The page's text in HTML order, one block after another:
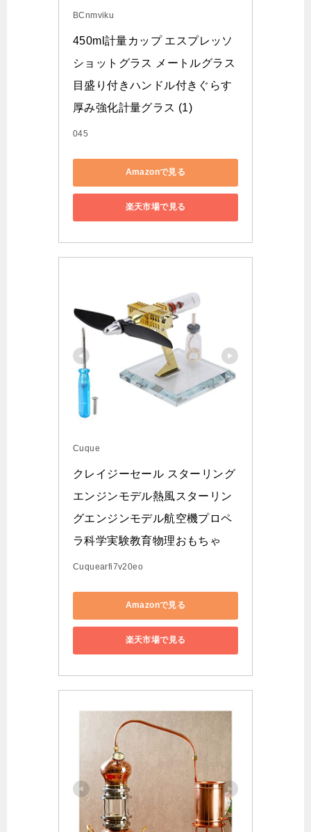
BCnmviku
450ml計量カップ エスプレッソ
ショットグラス メートルグラス
目盛り付きハンドル付きぐらす
厚み強化計量グラス (1)
045
Amazonで見る
楽天市場で見る
Cuque
クレイジーセール スターリング
エンジンモデル熱風スターリン
グエンジンモデル航空機プロペ
ラ科学実験教育物理おもちゃ
Cuquearfi7v20eo
Amazonで見る
楽天市場で見る